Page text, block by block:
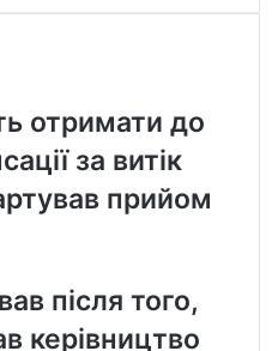
отримати до
за витік
прийом
після того,
керівництво